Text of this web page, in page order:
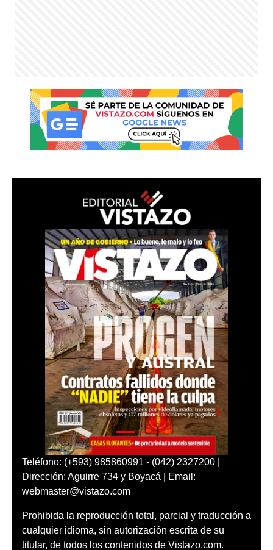
Teléfono: (+593) 985860991 - (042) 2327200 |
Dirección: Aguirre 734 y Boyacá | Email:
webmaster@vistazo.com
Prohibida la reproducción total, parcial y traducción a
cualquier idioma, sin autorización escrita de su
titular, de todos los contenidos de Vistazo.com.